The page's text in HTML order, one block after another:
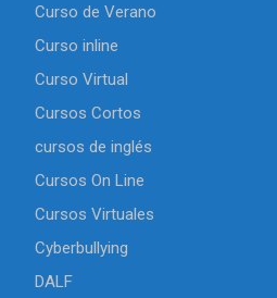
Curso de Verano
Curso inline
Curso Virtual
Cursos Cortos
cursos de inglés
Cursos On Line
Cursos Virtuales
Cyberbullying
DALF